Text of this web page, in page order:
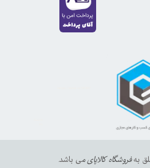
بهفروشگاه کالاپای می باشد.